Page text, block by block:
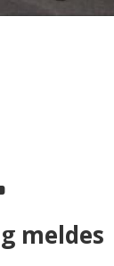
meldes